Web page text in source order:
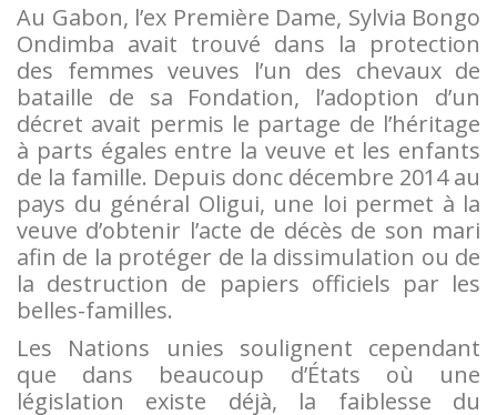
Au Gabon, l’ex Première Dame, Sylvia Bongo
Ondimba avait trouvé dans la protection
des femmes veuves l’un des chevaux de
bataille de sa Fondation, l’adoption d’un
décret avait permis le partage de l’héritage
à parts égales entre la veuve et les enfants
de la famille. Depuis donc décembre 2014 au
pays du général Oligui, une loi permet à la
veuve d’obtenir l’acte de décès de son mari
afin de la protéger de la dissimulation ou de
la destruction de papiers officiels par les
belles-familles.
Les Nations unies soulignent cependant
que dans beaucoup d’États où une
législation existe déjà, la faiblesse du